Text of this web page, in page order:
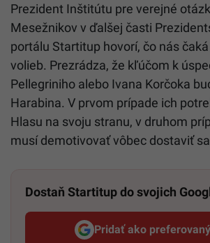
Prezident Inštitútu pre verejné
Mesežnikov v ďalšej časti
portálu Startitup hovorí, čo nás
volieb. Prezrádza, že kľúčom k
Pellegriniho alebo Ivana Korčoka
Harabina. V prvom prípade ich
Hlasu na svoju stranu, v druhom
musí demotivovať vôbec dostaviť
Dostaň Startitup do svojich
Pridať ako Startitup,